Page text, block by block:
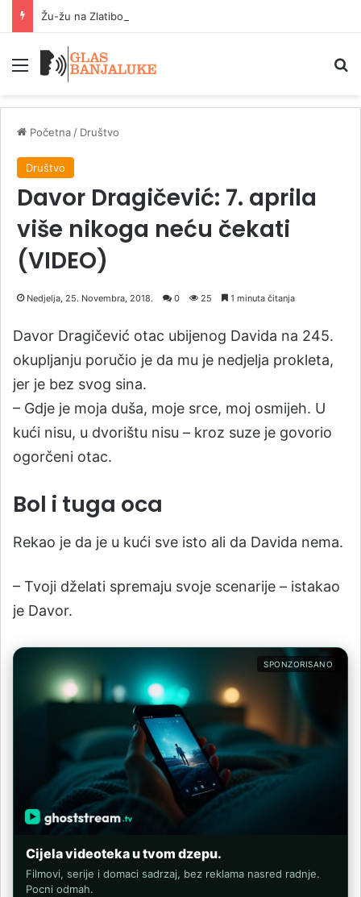
Meni
Početna / Društvo
Društvo
Davor Dragičević: 7. aprila
više nikoga neću čekati
(VIDEO)
Nedjelja, 25. Novembra, 2018. 0 25 1 minuta čitanja
Davor Dragičević otac ubijenog Davida na 245.
okupljanju poručio je da mu je nedjelja prokleta,
jer je bez svog sina.
– Gdje je moja duša, moje srce, moj osmijeh. U
kući nisu, u dvorištu nisu – kroz suze je govorio
ogorčeni otac.
Bol i tuga oca
Rekao je da je u kući sve isto ali da Davida nema.
– Tvoji dželati spremaju svoje scenarije – istakao
je Davor.
SPONZORISANO
Cijela videoteka u tvom dzepu.
Filmovi, serije i domaci sadrzaj, bez reklama nasred radnje.
Pocni odmah.